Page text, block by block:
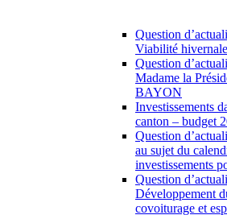
Question
Viabilité hivernale
Question
Madame la
BAYON
Investissements
canton – budget
Question
au sujet du
investissements
Question
Développement
covoiturage et